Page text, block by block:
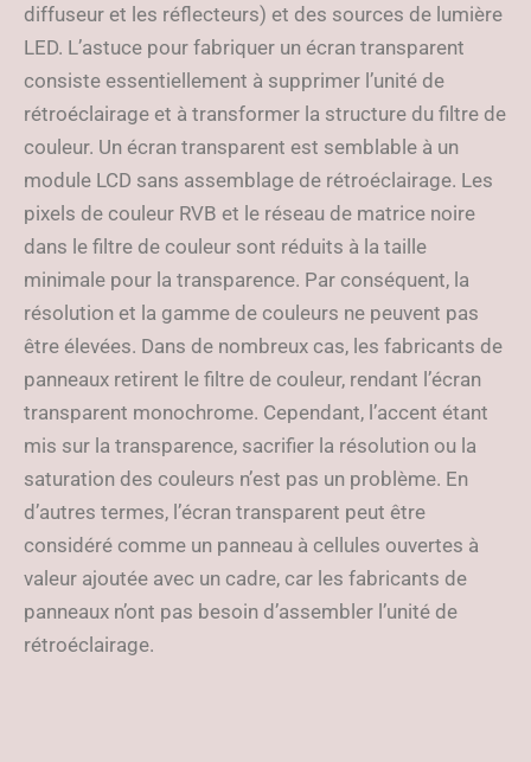
diffuseur et les réflecteurs) et des sources de lumière
LED. L’astuce pour fabriquer un écran transparent
consiste essentiellement à supprimer l’unité de
rétroéclairage et à transformer la structure du filtre de
couleur. Un écran transparent est semblable à un
module LCD sans assemblage de rétroéclairage. Les
pixels de couleur RVB et le réseau de matrice noire
dans le filtre de couleur sont réduits à la taille
minimale pour la transparence. Par conséquent, la
résolution et la gamme de couleurs ne peuvent pas
être élevées. Dans de nombreux cas, les fabricants de
panneaux retirent le filtre de couleur, rendant l’écran
transparent monochrome. Cependant, l’accent étant
mis sur la transparence, sacrifier la résolution ou la
saturation des couleurs n’est pas un problème. En
d’autres termes, l’écran transparent peut être
considéré comme un panneau à cellules ouvertes à
valeur ajoutée avec un cadre, car les fabricants de
panneaux n’ont pas besoin d’assembler l’unité de
rétroéclairage.